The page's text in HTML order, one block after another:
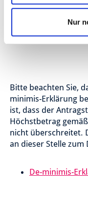
Nur
Antrag auf
Bitte beachten Sie,
minimis-Erklärung
ist, dass der
Höchstbetrag
nicht überschreitet.
an dieser Stelle
De-minimis-